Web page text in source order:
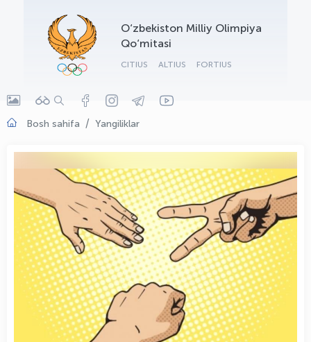
O‘zbekiston Milliy Olimpiya
Qo‘mitasi
CITIUS ALTIUS FORTIUS
Bosh sahifa Yangiliklar
OLYMPCHIK AI - yordamchi
Onlayn · olympic.uz